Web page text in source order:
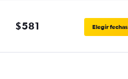
$581 Elegir fechas